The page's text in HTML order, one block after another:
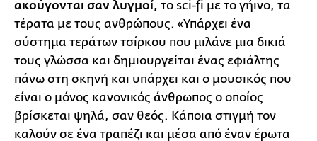
ακούγονται σαν λυγμοί, το sci-fi με το γήινο, τα
τέρατα με τους ανθρώπους. «Υπάρχει ένα
σύστημα τεράτων τσίρκου που μιλάνε μια δικιά
τους γλώσσα και δημιουργείται ένας εφιάλτης
πάνω στη σκηνή και υπάρχει και ο μουσικός που
είναι ο μόνος κανονικός άνθρωπος ο οποίος
βρίσκεται ψηλά, σαν θεός. Κάποια στιγμή τον
καλούν σε ένα τραπέζι και μέσα από έναν έρωτα